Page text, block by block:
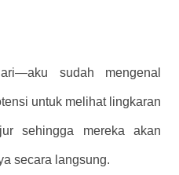
sudah mengenal
untuk melihat lingkaran
​​sehingga mereka akan
secara langsung.